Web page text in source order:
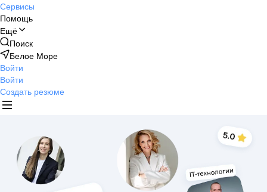
Сервисы
Помощь
Ещё
Поиск
Белое Море
Войти
Войти
Создать резюме